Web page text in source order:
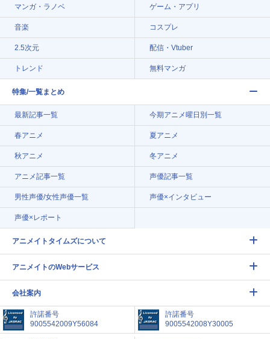
マンガ・ラノベ ゲーム・アプリ
音楽 コスプレ
2.5次元 配信・Vtuber
トレンド 無料マンガ
特集/一覧まとめ
最新記事一覧 今期アニメ曜日別一覧
春アニメ 夏アニメ
秋アニメ 冬アニメ
アニメ記事一覧 声優記事一覧
男性声優/女性声優一覧 声優×インタビュー
声優×レポート
アニメイトタイムズについて
アニメイトのWebサービス
会社案内
許諾番号
9005542009Y56084
許諾番号
9005542008Y30005